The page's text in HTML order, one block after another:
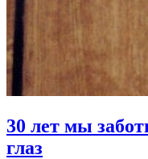
30 лет мы
глаз